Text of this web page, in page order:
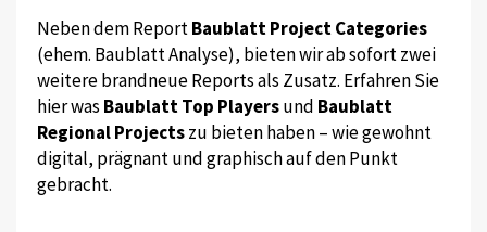
Neben dem ReportBaublatt Project Categories
(ehem. Baublatt Analyse), bieten wir ab sofort zwei
weitere brandneue Reports als Zusatz. Erfahren Sie
hier was Baublatt Top Playersund Baublatt
Regional Projectszu bieten haben – wie gewohnt
digital, prägnant und graphisch auf den Punkt
gebracht.